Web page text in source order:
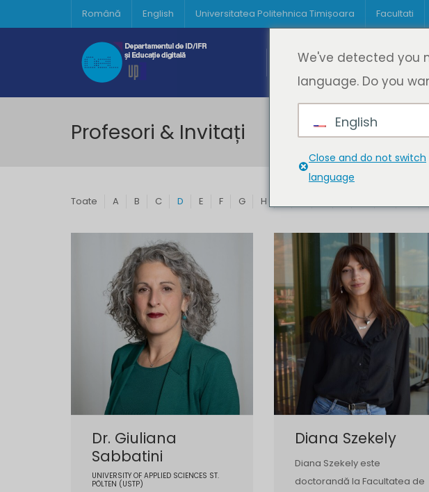
Română English Universitatea Politehnica Timișoara Facultati
Acasă Despre
Cine suntem
Profesori & Invitați
Toate A B C D E F G H
Dr. Giuliana
Sabbatini
UNIVERSITY OF APPLIED SCIENCES ST.
PÖLTEN (USTP)
Diana Szekely
Diana Szekely este
doctorandă la Facultatea de
We've detected you
language. Do you
English
Close and do not switch
language